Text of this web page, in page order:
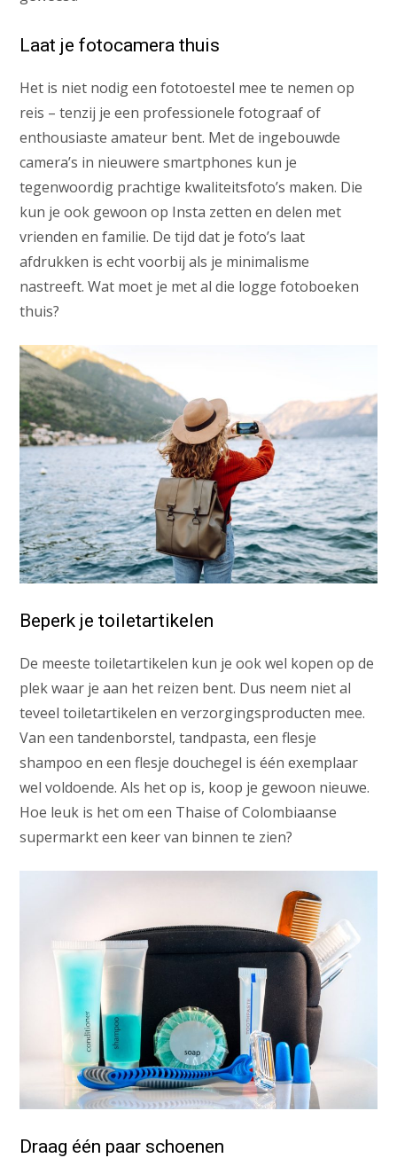
Laat je fotocamera thuis
Het is niet nodig een fototoestel mee te nemen op
reis – tenzij je een professionele fotograaf of
enthousiaste amateur bent. Met de ingebouwde
camera’s in nieuwere smartphones kun je
tegenwoordig prachtige kwaliteitsfoto’s maken. Die
kun je ook gewoon op Insta zetten en delen met
vrienden en familie. De tijd dat je foto’s laat
afdrukken is echt voorbij als je minimalisme
nastreeft. Wat moet je met al die logge fotoboeken
thuis?
Beperk je toiletartikelen
De meeste toiletartikelen kun je ook wel kopen op de
plek waar je aan het reizen bent. Dus neem niet al
teveel toiletartikelen en verzorgingsproducten mee.
Van een tandenborstel, tandpasta, een flesje
shampoo en een flesje douchegel is één exemplaar
wel voldoende. Als het op is, koop je gewoon nieuwe.
Hoe leuk is het om een Thaise of Colombiaanse
supermarkt een keer van binnen te zien?
Draag één paar schoenen